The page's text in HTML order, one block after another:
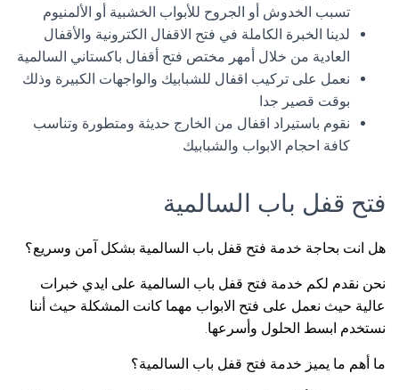
تسبب الخدوش أو الجروح للأبواب الخشبية أو الألمنيوم
لدينا الخبرة الكاملة في فتح الاقفال الكترونية والأقفال
العادية من خلال أمهر مختص فتح أقفال باكستاني السالمية
نعمل على تركيب اقفال للشبابيك والواجهات الكبيرة وذلك
بوقت قصير جدا
نقوم باستيراد اقفال من الخارج حديثة ومتطورة وتناسب
كافة احجام الابواب والشبابيك
فتح قفل باب السالمية
هل انت بحاجة خدمة فتح قفل باب السالمية بشكل آمن وسريع؟
نحن نقدم لكم خدمة فتح قفل باب السالمية على ايدي خبرات
عالية حيث نعمل على فتح الابواب مهما كانت المشكلة حيث أننا
نستخدم ابسط الحلول وأسرعها.
ما أهم ما يميز خدمة فتح قفل باب السالمية؟